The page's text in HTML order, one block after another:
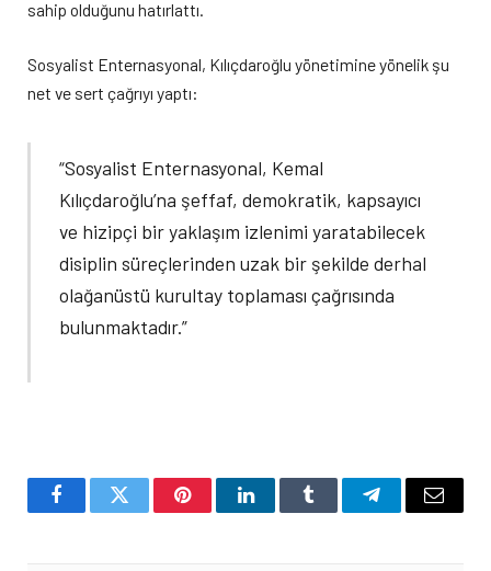
sahip olduğunu hatırlattı.
Sosyalist Enternasyonal, Kılıçdaroğlu yönetimine yönelik şu
net ve sert çağrıyı yaptı:
“Sosyalist Enternasyonal, Kemal
Kılıçdaroğlu’na şeffaf, demokratik, kapsayıcı
ve hizipçi bir yaklaşım izlenimi yaratabilecek
disiplin süreçlerinden uzak bir şekilde derhal
olağanüstü kurultay toplaması çağrısında
bulunmaktadır.”
FacebookTwitter PinterestLinkedInTumblr TelegramEmail